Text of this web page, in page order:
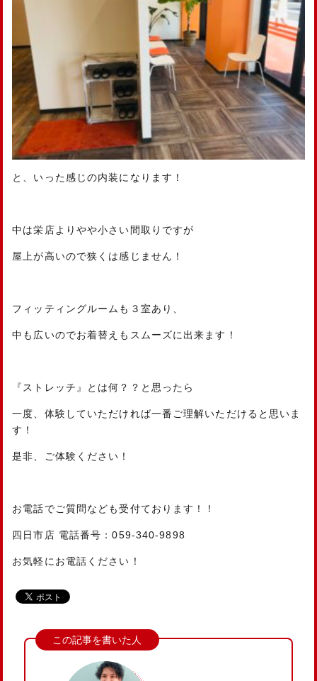
と、いった感じの内装になります！
中は栄店よりやや小さい間取りですが
屋上が高いので狭くは感じません！
フィッティングルームも３室あり、
中も広いのでお着替えもスムーズに出来ます！
『ストレッチ』とは何？？と思ったら
一度、体験していただければ一番ご理解いただけると思いま
す！
是非、ご体験ください！
お電話でご質問なども受付ております！！
四日市店 電話番号：059-340-9898
お気軽にお電話ください！